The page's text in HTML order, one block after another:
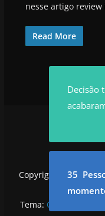
nesse artigo
Read More
Copyright © 2026
Tema: ColorMag
Decisão
35